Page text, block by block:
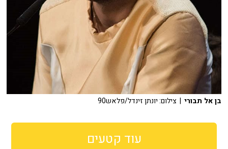
בן אל תבורי | צילום: יונתן זינדל/פלאש90
עוד קטעים